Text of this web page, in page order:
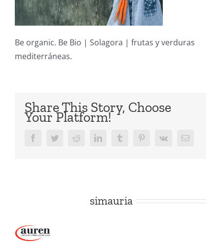
Be organic. Be Bio | Solagora | frutas y verduras
mediterráneas.
Share This Story, Choose
Your Platform!
FacebookTwitterRedditLinkedInTumblr PinterestVk
Correo
simauria